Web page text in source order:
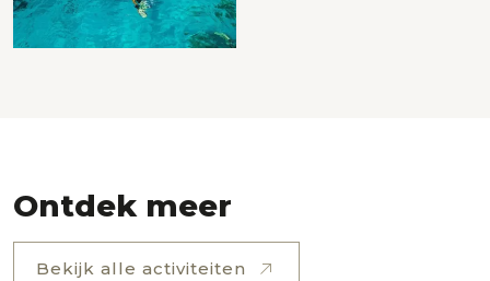
Ontdek meer
Bekijk alle activiteiten